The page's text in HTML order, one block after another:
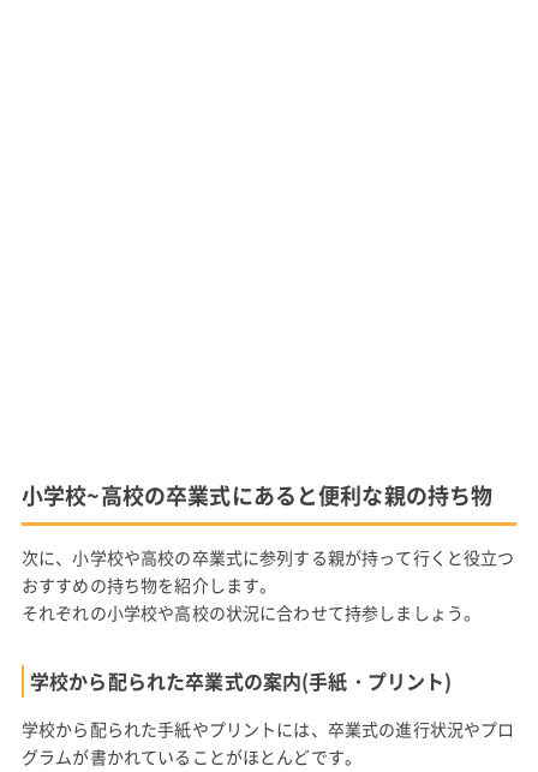
小学校~高校の卒業式にあると便利な親の持ち物
次に、小学校や高校の卒業式に参列する親が持って行くと役立つ
おすすめの持ち物を紹介します。
それぞれの小学校や高校の状況に合わせて持参しましょう。
学校から配られた卒業式の案内(手紙・プリント)
学校から配られた手紙やプリントには、卒業式の進行状況やプロ
グラムが書かれていることがほとんどです。